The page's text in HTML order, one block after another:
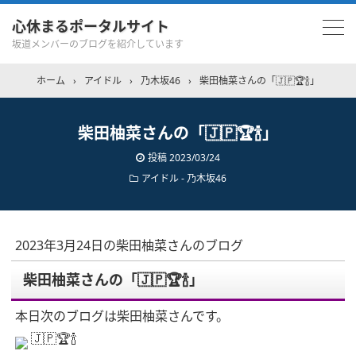
心休まるポータルサイト
坂道メンバーのブログを紹介しています
ホーム › アイドル › 乃木坂46 › 柴田柚菜さんの「🇯🇵🏆🍾」
柴田柚菜さんの「🇯🇵🏆🍾」
投稿2023/03/24
アイドル - 乃木坂46
2023年3月24日の柴田柚菜さんのブログ
柴田柚菜さんの「🇯🇵🏆🍾」
本日次のブログは柴田柚菜さんです。
🇯🇵🏆🍾